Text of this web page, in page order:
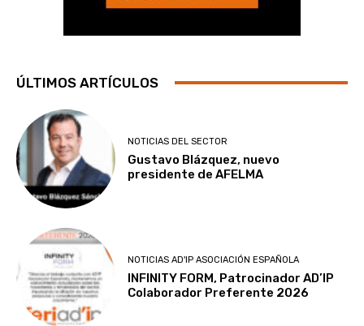
ÚLTIMOS ARTÍCULOS
NOTICIAS DEL SECTOR
Gustavo Blázquez, nuevo
presidente de AFELMA
NOTICIAS AD'IP ASOCIACIÓN ESPAÑOLA
INFINITY FORM, Patrocinador AD’IP
Colaborador Preferente 2026